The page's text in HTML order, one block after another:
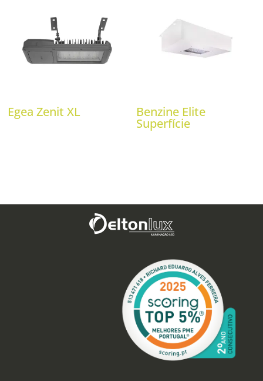
Egea Zenit XL Benzine Elite
Superfície